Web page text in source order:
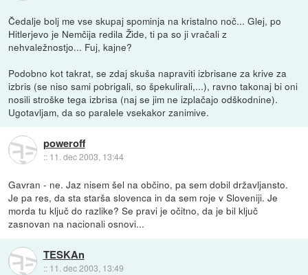
Čedalje bolj me vse skupaj spominja na kristalno noč... Glej, po
Hitlerjevo je Nemčija redila Žide, ti pa so ji vračali z
nehvaležnostjo... Fuj, kajne?
Podobno kot takrat, se zdaj skuša napraviti izbrisane za krive za
izbris (se niso sami pobrigali, so špekulirali,...), ravno takonaj bi oni
nosili stroške tega izbrisa (naj se jim ne izplačajo odškodnine).
Ugotavljam, da so paralele vsekakor zanimive.
poweroff
:: 11. dec 2003, 13:44
Gavran - ne. Jaz nisem šel na občino, pa sem dobil državljansto.
Je pa res, da sta starša slovenca in da sem roje v Sloveniji. Je
morda tu ključ do razlike? Se pravi je očitno, da je bil ključ
zasnovan na nacionali osnovi...
TESKAn
:: 11. dec 2003, 13:49